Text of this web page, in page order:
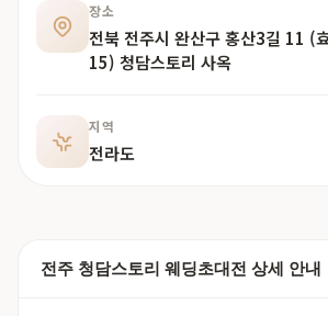
장소
전북 전주시 완산구 홍산3길 11 (
15) 청담스토리 사옥
지역
전라도
전주 청담스토리 웨딩초대전 상세 안내